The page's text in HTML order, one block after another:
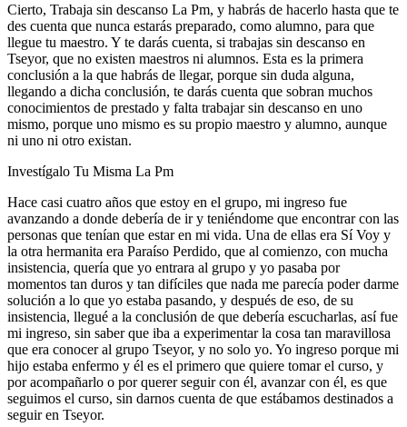
Cierto, Trabaja sin descanso La Pm, y habrás de hacerlo hasta que te
des cuenta que nunca estarás preparado, como alumno, para que
llegue tu maestro. Y te darás cuenta, si trabajas sin descanso en
Tseyor, que no existen maestros ni alumnos. Esta es la primera
conclusión a la que habrás de llegar, porque sin duda alguna,
llegando a dicha conclusión, te darás cuenta que sobran muchos
conocimientos de prestado y falta trabajar sin descanso en uno
mismo, porque uno mismo es su propio maestro y alumno, aunque
ni uno ni otro existan.
Investígalo Tu Misma La Pm
Hace casi cuatro años que estoy en el grupo, mi ingreso fue
avanzando a donde debería de ir y teniéndome que encontrar con las
personas que tenían que estar en mi vida. Una de ellas era Sí Voy y
la otra hermanita era Paraíso Perdido, que al comienzo, con mucha
insistencia, quería que yo entrara al grupo y yo pasaba por
momentos tan duros y tan difíciles que nada me parecía poder darme
solución a lo que yo estaba pasando, y después de eso, de su
insistencia, llegué a la conclusión de que debería escucharlas, así fue
mi ingreso, sin saber que iba a experimentar la cosa tan maravillosa
que era conocer al grupo Tseyor, y no solo yo. Yo ingreso porque mi
hijo estaba enfermo y él es el primero que quiere tomar el curso, y
por acompañarlo o por querer seguir con él, avanzar con él, es que
seguimos el curso, sin darnos cuenta de que estábamos destinados a
seguir en Tseyor.